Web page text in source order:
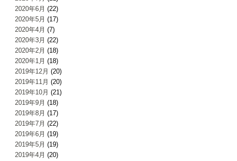
2020年6月 (22)
2020年5月 (17)
2020年4月 (7)
2020年3月 (22)
2020年2月 (18)
2020年1月 (18)
2019年12月 (20)
2019年11月 (20)
2019年10月 (21)
2019年9月 (18)
2019年8月 (17)
2019年7月 (22)
2019年6月 (19)
2019年5月 (19)
2019年4月 (20)